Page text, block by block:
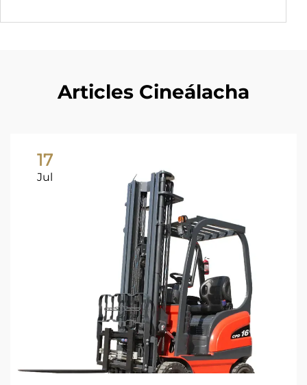
Articles Cineálacha
17
Jul